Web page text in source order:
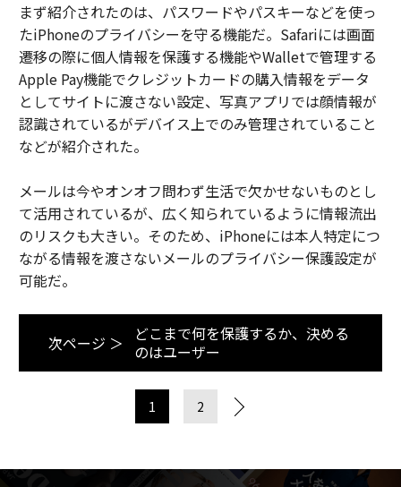
まず紹介されたのは、パスワードやパスキーなどを使っ
たiPhoneのプライバシーを守る機能だ。Safariには画面
遷移の際に個人情報を保護する機能やWalletで管理する
Apple Pay機能でクレジットカードの購入情報をデータ
としてサイトに渡さない設定、写真アプリでは顔情報が
認識されているがデバイス上でのみ管理されていること
などが紹介された。
メールは今やオンオフ問わず生活で欠かせないものとし
て活用されているが、広く知られているように情報流出
のリスクも大きい。そのため、iPhoneには本人特定につ
ながる情報を渡さないメールのプライバシー保護設定が
可能だ。
次ページ ＞
どこまで何を保護するか、決める
のはユーザー
1 2